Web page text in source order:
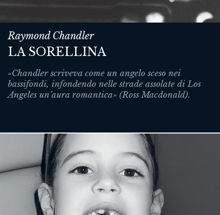
Raymond Chandler
LA SORELLINA
«Chandler scriveva come un angelo sceso nei
bassifondi, infondendo nelle strade assolate di Los
Angeles un’aura romantica» (Ross Macdonald).